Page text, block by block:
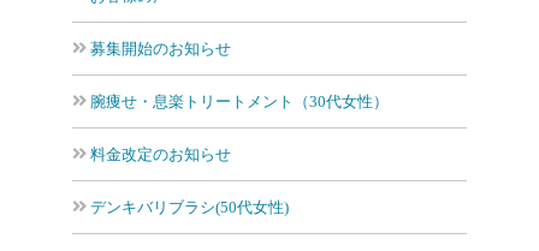
募集開始のお知らせ
腕痩せ・息楽トリートメント（30代女性）
料金改定のお知らせ
デンキバリブラシ(50代女性)